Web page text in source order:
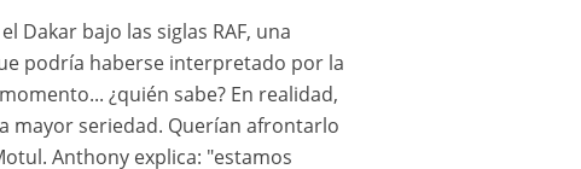
Dakar bajo las siglas RAF, una
podría haberse interpretado por la
¿quién sabe? En realidad,
mayor seriedad. Querían afrontarlo
Anthony explica: "estamos